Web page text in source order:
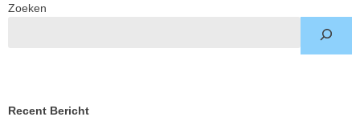
Zoeken
Recent Bericht